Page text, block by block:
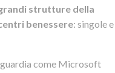
strutture della
benessere: singole e
come Microsoft